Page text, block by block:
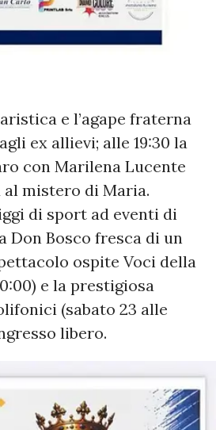
e l’agape fraterna
ex allievi; alle 19:30 la
con Marilena Lucente
al mistero di Maria.
di sport ad eventi di
Don Bosco fresca di un
ospite Voci della
e la prestigiosa
(sabato 23 alle
libero.